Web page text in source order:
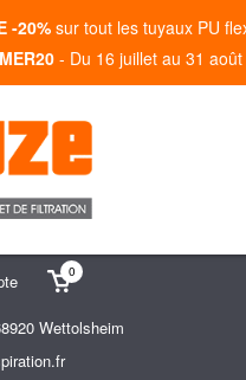
-20% sur tout les tuyaux PU
- Du 16 juillet au 31
Wettolsheim
0